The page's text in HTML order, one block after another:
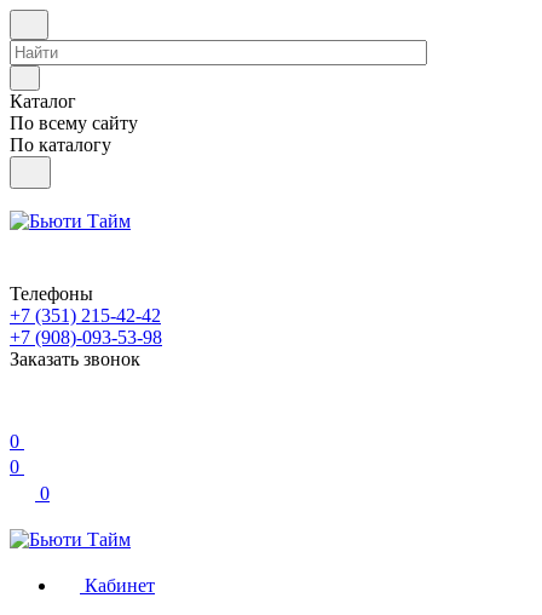
Каталог
По всему сайту
По каталогу
Телефоны
+7 (351) 215-42-42
+7 (908)-093-53-98
Заказать звонок
0
0
0
Кабинет